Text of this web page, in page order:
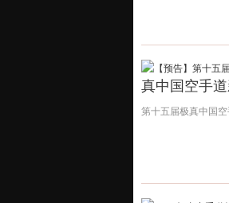
真中国空手
第十五届极真中国